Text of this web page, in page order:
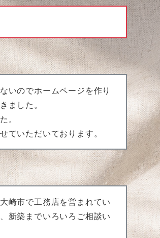
いのでホームページを作り
ました。
。
ていただいております。
崎市で工務店を営まれてい
新築までいろいろご相談い